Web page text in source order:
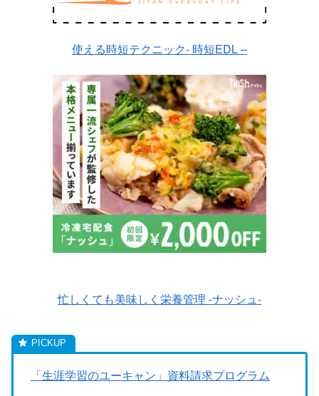
使える時短テクニック- 時短EDL –
忙しくても美味しく栄養管理 -ナッシュ-
「生涯学習のユーキャン」資料請求プログラム